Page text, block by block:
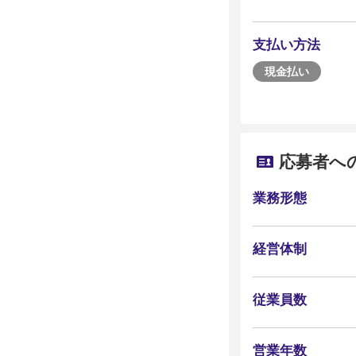
支払い方法
現金払い
応募者へ
業務形態
経営体制
従業員数
営業年数